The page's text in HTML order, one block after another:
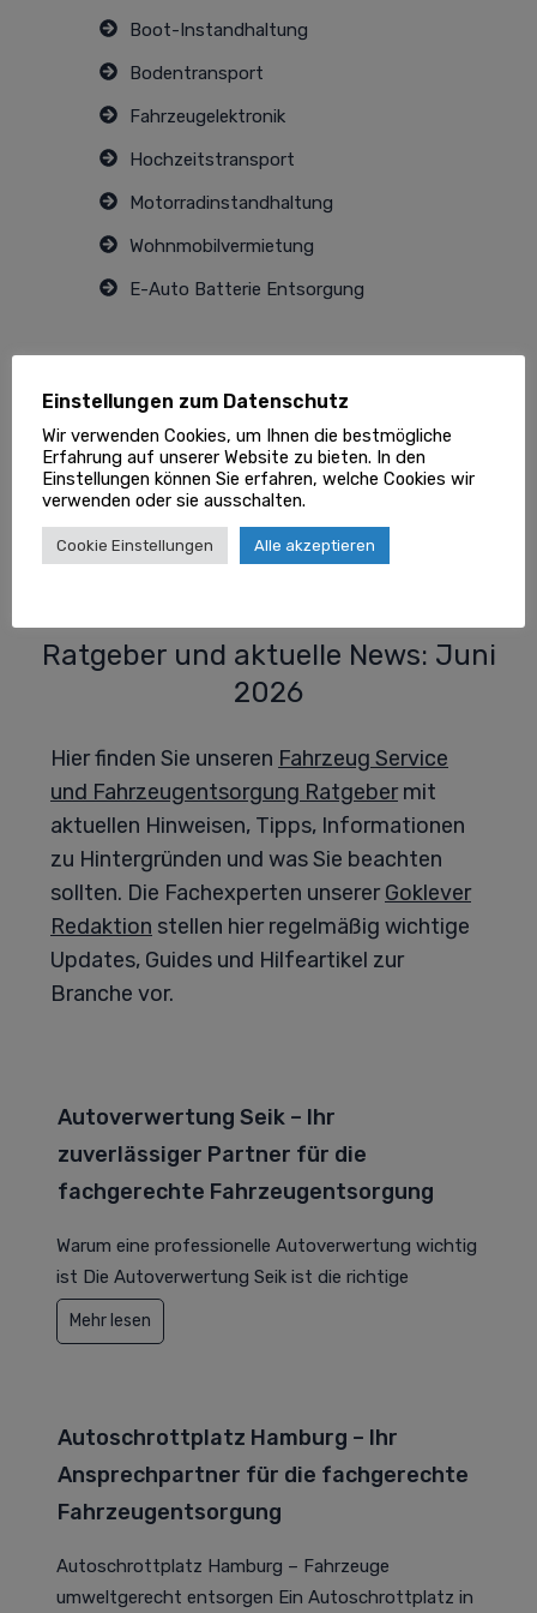
Boot-Instandhaltung
Bodentransport
Fahrzeugelektronik
Hochzeitstransport
Motorradinstandhaltung
Wohnmobilvermietung
E-Auto Batterie Entsorgung
Partnernetzwerk mit
führenden Anbietern aller
Branchen
Ratgeber und aktuelle News: Juni
2026
Hier finden Sie unseren Fahrzeug Service
und Fahrzeugentsorgung Ratgebermit
aktuellen Hinweisen, Tipps, Informationen
zu Hintergründen und was Sie beachten
sollten. Die Fachexperten unsererGoklever
Redaktion stellen hier regelmäßig wichtige
Updates, Guides und Hilfeartikel zur
Branche vor.
Autoverwertung Seik – Ihr
zuverlässiger Partner für die
fachgerechte Fahrzeugentsorgung
Warum eine professionelle Autoverwertung wichtig
ist Die Autoverwertung Seik ist die richtige
Mehr lesen
Autoschrottplatz Hamburg – Ihr
Ansprechpartner für die fachgerechte
Fahrzeugentsorgung
Autoschrottplatz Hamburg – Fahrzeuge
umweltgerecht entsorgen Ein Autoschrottplatz in
Einstellungen zum Datenschutz
Wir verwenden Cookies, um Ihnen die bestmögliche
Erfahrung auf unserer Website zu bieten. In den
Einstellungen können Sie erfahren, welche Cookies wir
verwenden oder sie ausschalten.
Cookie Einstellungen Alle akzeptieren